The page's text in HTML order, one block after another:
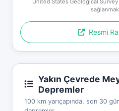
Resmi
Yakın Çevrede
Depremler
100 km yarıçapında, son 30